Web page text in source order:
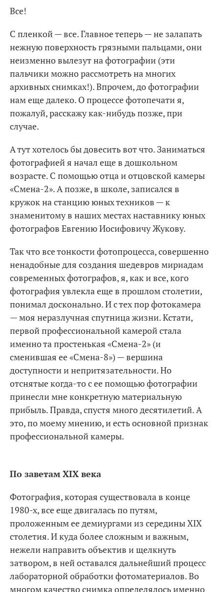
Все!
С пленкой — все. Главное теперь — не залапать
нежную поверхность грязными пальцами, они
неизменно вылезут на фотографии (эти
пальчики можно рассмотреть на многих
архивных снимках!). Впрочем, до фотографии
нам еще далеко. О процессе фотопечати я,
пожалуй, расскажу как-нибудь позже, при
случае.
А тут хотелось бы довесить вот что. Заниматься
фотографией я начал еще в дошкольном
возрасте. С помощью отца и отцовской камеры
«Смена-2». А позже, в школе, записался в
кружок на станцию юных техников — к
знаменитому в наших местах наставнику юных
фотографов Евгению Иосифовичу Жукову.
Так что все тонкости фотопроцесса, совершенно
ненадобные для создания шедевров мириадам
современных фотографов, я, как и все, кого
фотография увлекла еще в прошлом столетии,
понимал досконально. И с тех пор фотокамера
— моя неразлучная спутница жизни. Кстати,
первой профессиональной камерой стала
именно та простенькая «Смена-2» (и
сменившая ее «Смена-8») — вершина
доступности и непритязательности. Но
отснятые когда-то с ее помощью фотографии
принесли мне конкретную материальную
прибыль. Правда, спустя много десятилетий. А
это, по моему мнению, и есть основной признак
профессиональной камеры.
По заветам XIX века
Фотография, которая существовала в конце
1980-х, все еще двигалась по путям,
проложенным ее демиургами из середины XIX
столетия. И куда более сложным и важным,
нежели направить объектив и щелкнуть
затвором, в ней оставался дальнейший процесс
лабораторной обработки фотоматериалов. Во
многом качество снимка определялось именно